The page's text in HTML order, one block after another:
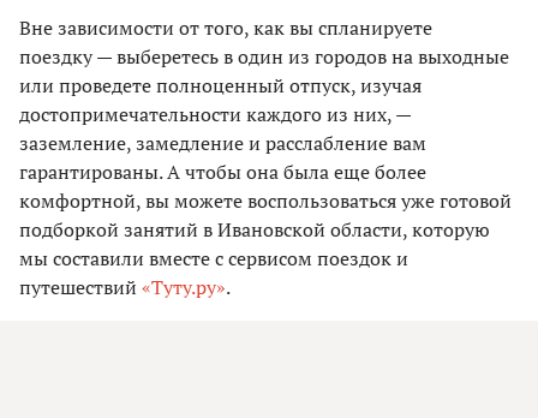
Вне зависимости от того, как вы спланируете
поездку — выберетесь в один из городов на выходные
или проведете полноценный отпуск, изучая
достопримечательности каждого из них, —
заземление, замедление и расслабление вам
гарантированы. А чтобы она была еще более
комфортной, вы можете воспользоваться уже готовой
подборкой занятий в Ивановской области, которую
мы составили вместе с сервисом поездок и
путешествий «Туту.ру».